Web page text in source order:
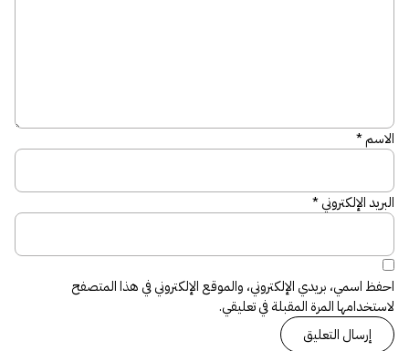
الاسم*
البريد الإلكتروني*
احفظ اسمي، بريدي الإلكتروني، والموقع الإلكتروني في هذا المتصفح
لاستخدامها المرة المقبلة في تعليقي.